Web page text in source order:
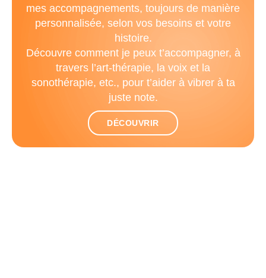
mes accompagnements, toujours de manière
personnalisée, selon vos besoins et votre
histoire.
Découvre comment je peux t’accompagner, à
travers l’art-thérapie, la voix et la
sonothérapie, etc., pour t’aider à vibrer à ta
juste note.
DÉCOUVRIR